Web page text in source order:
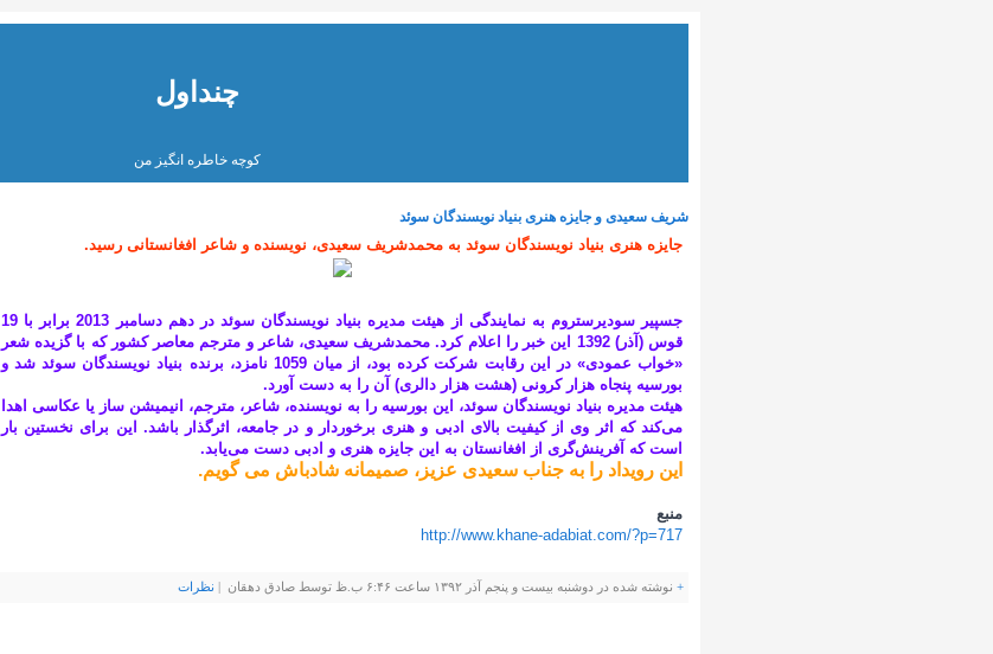
چنداول
کوچه خاطره انگیز من
شریف سعیدی و جایزه هنری بنیاد نویسندگان سوئد
جایزه هنری بنیاد نویسندگان سوئد به محمدشریف سعیدی، نویسنده و شاعر افغانستانی رسید.
جسپیر سودیرستروم به نمایندگی از
هیئت مدیره بنیاد نویسندگان سوئد در دهم دسامبر 2013 برابر با 19
قوس (آذر) 1392 این خبر را اعلام کرد. محمدشریف سعیدی، شاعر و مترجم معاصر کشور که با گزیده شعر
«خواب عمودی» در این رقابت شرکت کرده بود، از میان 1059 نامزد، برنده بنیاد نویسندگان سوئد شد و
بورسیه پنجاه هزار کرونی (هشت هزار دالری) آن را به دست آورد.
هیئت مدیره بنیاد نویسندگان سوئد، این بورسیه را به نویسنده، شاعر، مترجم، انیمیشن ساز یا عکاسی اهدا
می‌کند که اثر وی از کیفیت بالای ادبی و هنری برخوردار و در جامعه، اثرگذار باشد. این برای نخستین بار
است که آفرینش‌گری از افغانستان به این جایزه هنری و ادبی دست می‌یابد.
این رویداد را به جناب سعیدی عزیز، صمیمانه شادباش می گویم.
منبع
http://www.khane-adabiat.com/?p=717
+ نوشته شده در دوشنبه بیست و پنجم آذر ۱۳۹۲ ساعت ۶:۴۶ ب.ظ توسط صادق دهقان | نظرات